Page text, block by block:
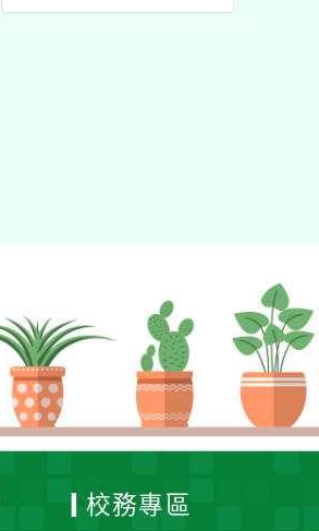
屆全國中小學網路小論
校務專區